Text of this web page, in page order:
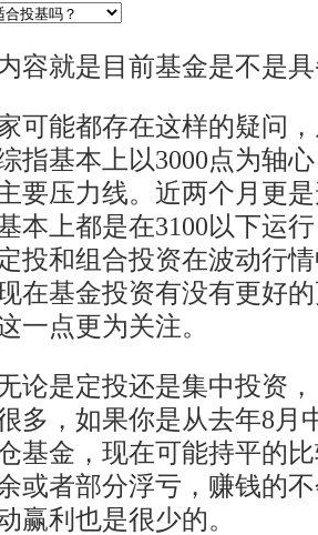
就是目前基金是不是具
能都存在这样的疑问，
指基本上以3000点为轴
要压力线。近两个月更
本上都是在3100以下运
投和组合投资在波动行
在基金投资有没有更好
一点更为关注。
是定投还是集中投资，
多，如果你是从去年8月
基金，现在可能持平的
或者部分浮亏，赚钱的
赢利也是很少的。